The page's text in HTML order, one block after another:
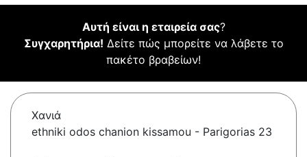
Αυτή είναι η εταιρεία σας?
Συγχαρητήρια! Δείτε πώς μπορείτε να λάβετε το
πακέτο βραβείων!
Χανιά
ethniki odos chanion kissamou - Parigorias 23